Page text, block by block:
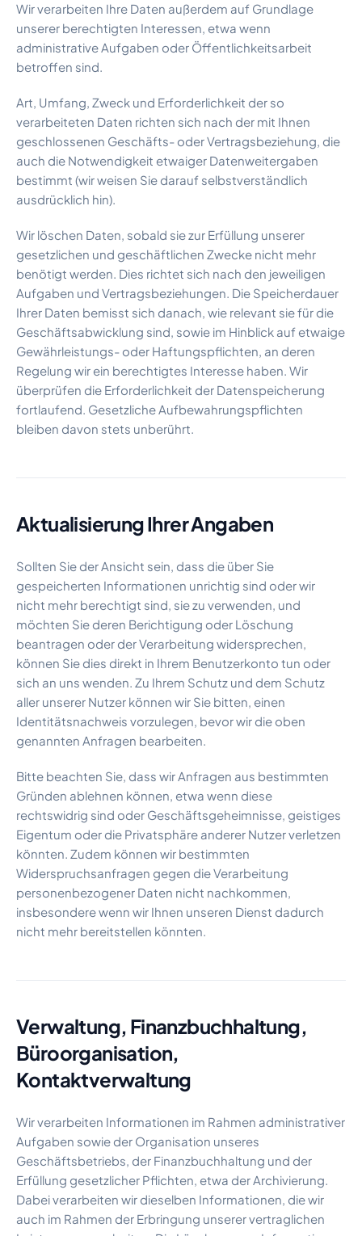
Wir verarbeiten Ihre Daten außerdem auf Grundlage
unserer berechtigten Interessen, etwa wenn
administrative Aufgaben oder Öffentlichkeitsarbeit
betroffen sind.
Art, Umfang, Zweck und Erforderlichkeit der so
verarbeiteten Daten richten sich nach der mit Ihnen
geschlossenen Geschäfts- oder Vertragsbeziehung, die
auch die Notwendigkeit etwaiger Datenweitergaben
bestimmt (wir weisen Sie darauf selbstverständlich
ausdrücklich hin).
Wir löschen Daten, sobald sie zur Erfüllung unserer
gesetzlichen und geschäftlichen Zwecke nicht mehr
benötigt werden. Dies richtet sich nach den jeweiligen
Aufgaben und Vertragsbeziehungen. Die Speicherdauer
Ihrer Daten bemisst sich danach, wie relevant sie für die
Geschäftsabwicklung sind, sowie im Hinblick auf etwaige
Gewährleistungs- oder Haftungspflichten, an deren
Regelung wir ein berechtigtes Interesse haben. Wir
überprüfen die Erforderlichkeit der Datenspeicherung
fortlaufend. Gesetzliche Aufbewahrungspflichten
bleiben davon stets unberührt.
Aktualisierung Ihrer Angaben
Sollten Sie der Ansicht sein, dass die über Sie
gespeicherten Informationen unrichtig sind oder wir
nicht mehr berechtigt sind, sie zu verwenden, und
möchten Sie deren Berichtigung oder Löschung
beantragen oder der Verarbeitung widersprechen,
können Sie dies direkt in Ihrem Benutzerkonto tun oder
sich an uns wenden. Zu Ihrem Schutz und dem Schutz
aller unserer Nutzer können wir Sie bitten, einen
Identitätsnachweis vorzulegen, bevor wir die oben
genannten Anfragen bearbeiten.
Bitte beachten Sie, dass wir Anfragen aus bestimmten
Gründen ablehnen können, etwa wenn diese
rechtswidrig sind oder Geschäftsgeheimnisse, geistiges
Eigentum oder die Privatsphäre anderer Nutzer verletzen
könnten. Zudem können wir bestimmten
Widerspruchsanfragen gegen die Verarbeitung
personenbezogener Daten nicht nachkommen,
insbesondere wenn wir Ihnen unseren Dienst dadurch
nicht mehr bereitstellen könnten.
Verwaltung, Finanzbuchhaltung,
Büroorganisation,
Kontaktverwaltung
Wir verarbeiten Informationen im Rahmen administrativer
Aufgaben sowie der Organisation unseres
Geschäftsbetriebs, der Finanzbuchhaltung und der
Erfüllung gesetzlicher Pflichten, etwa der Archivierung.
Dabei verarbeiten wir dieselben Informationen, die wir
auch im Rahmen der Erbringung unserer vertraglichen